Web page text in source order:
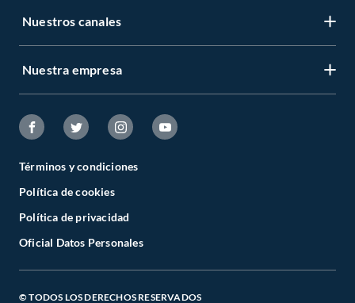
Nuestros canales
Nuestra empresa
Términos y condiciones
Política de cookies
Política de privacidad
Oficial Datos Personales
© TODOS LOS DERECHOS RESERVADOS